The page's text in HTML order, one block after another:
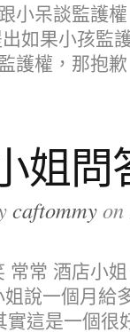
小呆談監護
如果小孩監
護權，那抱
姐問
caftommy
常常 酒店小
姐說一個月給
實這是一個